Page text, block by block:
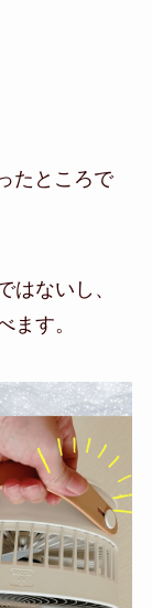
たところで
はないし、
ます。